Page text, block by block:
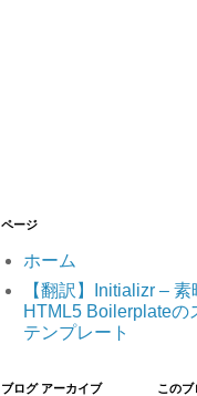
ページ
ホーム
【翻訳】Initializr –
HTML5 Boilerplateの
テンプレート
ブログ アーカイブ このブ